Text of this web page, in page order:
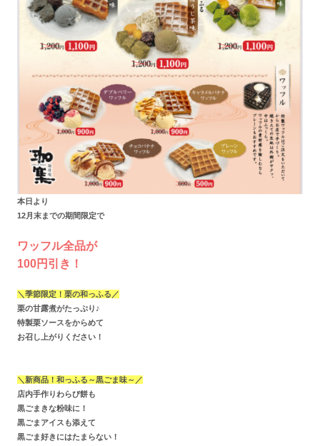
本日より
12月末までの期間限定で
ワッフル全品が
100円引き！
＼季節限定！栗の和っふる／
栗の甘露煮がたっぷり♪
特製栗ソースをからめて
お召し上がりください！
＼新商品！和っふる～黒ごま味～／
店内手作りわらび餅も
黒ごまきな粉味に！
黒ごまアイスも添えて
黒ごま好きにはたまらない！